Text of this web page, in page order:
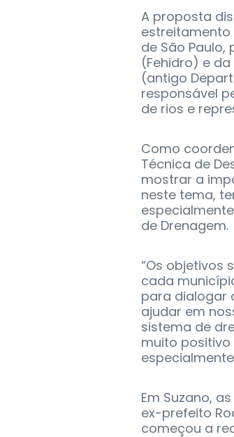
A proposta
estreitamento
de São Paulo,
(Fehidro) e da
(antigo
responsável
de rios e
Como
Técnica de
mostrar a
neste tema,
de Drenagem.
“Os objetivos
cada
para dialogar
ajudar em
sistema de
muito
Em Suzano,
ex-prefeito
começou a